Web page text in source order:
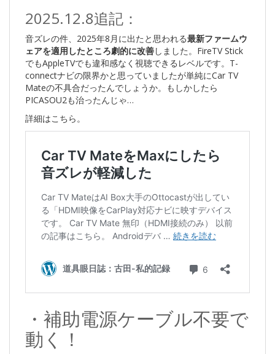
2025.12.8追記：
音ズレの件、2025年8月に出たと思われる最新ファームウ
ェアを適用したところ劇的に改善しました。FireTV Stick
でもAppleTVでも違和感なく視聴できるレベルです。T-
connectナビの限界かと思っていましたが単純にCar TV
Mateの不具合だったんでしょうか。もしかしたら
PICASOU2も治ったんじゃ…
詳細はこちら。
・補助電源ケーブル不要で
動く！